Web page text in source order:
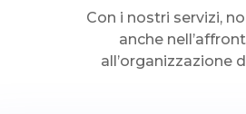
Con i nostri servizi,
anche
all’organizzazione